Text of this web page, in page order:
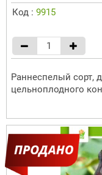
Код : 9915
Раннеспелый сорт,
цельноплодного